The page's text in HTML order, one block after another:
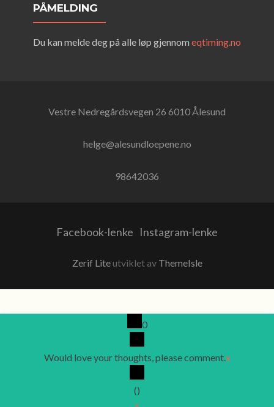
PÅMELDING
Du kan melde deg på alle løp gjennom eqtiming.no
Vestre Nedregårdsvegen 26 6010 Ålesund
helge@alesundloepene.no
98642036
Facebook-lenke Instagram-lenke
Zerif Liteutviklet av ThemeIsle
0
Would love your thoughts, please comment.x
()